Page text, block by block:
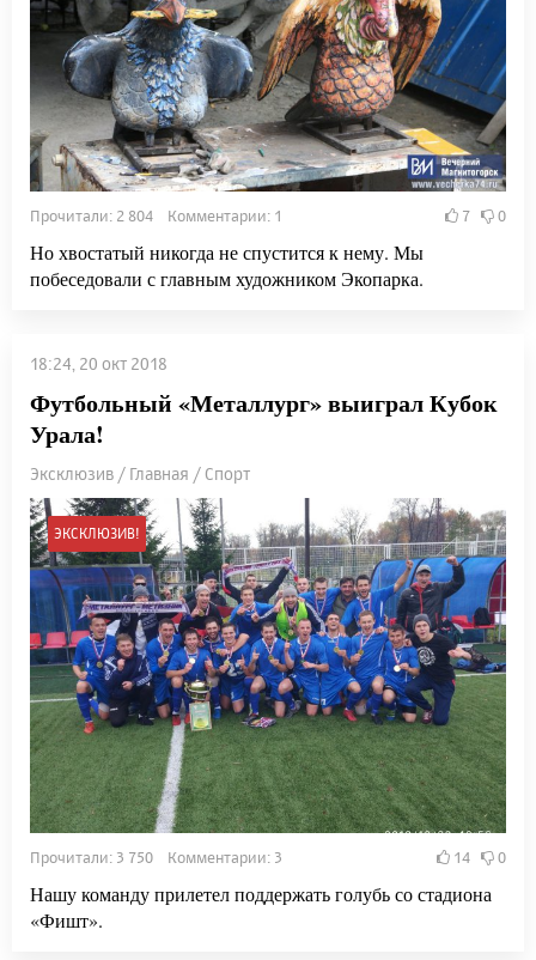
Прочитали: 2 804 Комментарии: 1 7 0
Но хвостатый никогда не спустится к нему. Мы
побеседовали с главным художником Экопарка.
18:24, 20 окт 2018
Футбольный «Металлург» выиграл Кубок
Урала!
Эксклюзив / Главная / Спорт
ЭКСКЛЮЗИВ!
Прочитали: 3 750 Комментарии: 3 14 0
Нашу команду прилетел поддержать голубь со стадиона
«Фишт».